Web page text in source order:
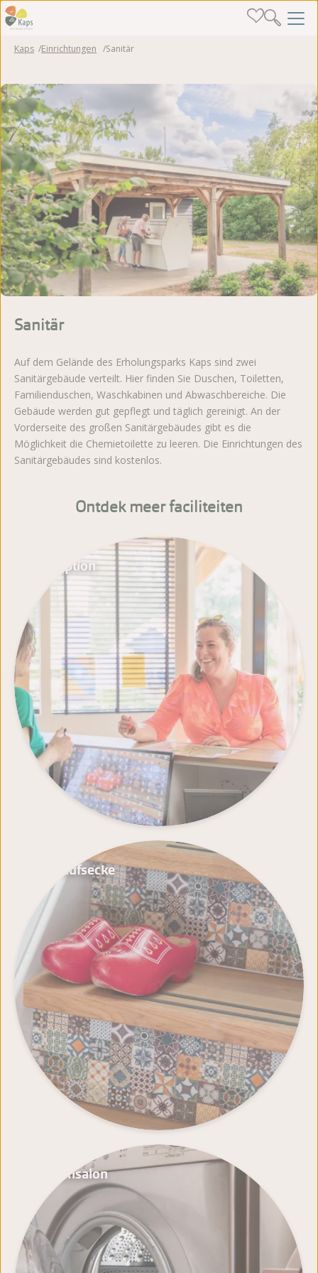
Kaps Einrichtungen Sanitär
Sanitär
Auf dem Gelände des Erholungsparks Kaps sind zwei
Sanitärgebäude verteilt. Hier finden Sie Duschen, Toiletten,
Familienduschen, Waschkabinen und Abwaschbereiche. Die
Gebäude werden gut gepflegt und täglich gereinigt. An der
Vorderseite des großen Sanitärgebäudes gibt es die
Möglichkeit die Chemietoilette zu leeren. Die Einrichtungen des
Sanitärgebäudes sind kostenlos.
Ontdek meer faciliteiten
Rezeption
Einkaufsecke
Waschsalon